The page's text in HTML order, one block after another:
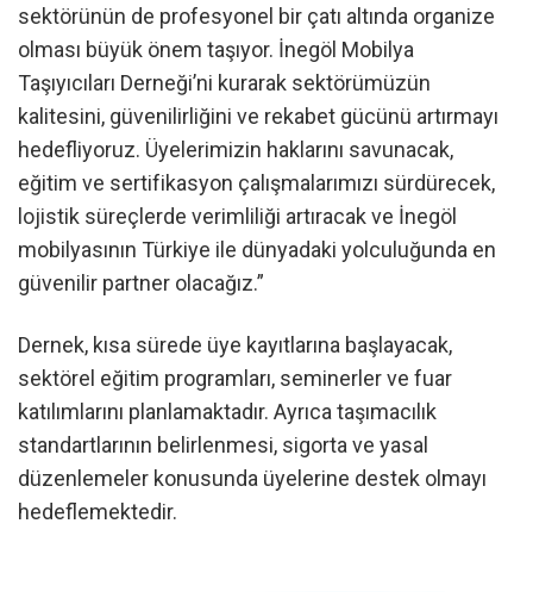
sektörünün de profesyonel bir çatı altında organize
olması büyük önem taşıyor. İnegöl Mobilya
Taşıyıcıları Derneği’ni kurarak sektörümüzün
kalitesini, güvenilirliğini ve rekabet gücünü artırmayı
hedefliyoruz. Üyelerimizin haklarını savunacak,
eğitim ve sertifikasyon çalışmalarımızı sürdürecek,
lojistik süreçlerde verimliliği artıracak ve İnegöl
mobilyasının Türkiye ile dünyadaki yolculuğunda en
güvenilir partner olacağız.”
Dernek, kısa sürede üye kayıtlarına başlayacak,
sektörel eğitim programları, seminerler ve fuar
katılımlarını planlamaktadır. Ayrıca taşımacılık
standartlarının belirlenmesi, sigorta ve yasal
düzenlemeler konusunda üyelerine destek olmayı
hedeflemektedir.